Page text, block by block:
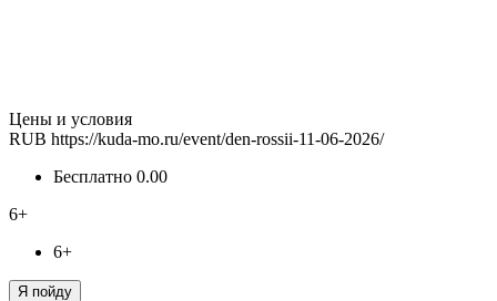
Цены и условия
RUB https://kuda-mo.ru/event/den-rossii-11-06-2026/
Бесплатно 0.00
6+
6+
Я пойду